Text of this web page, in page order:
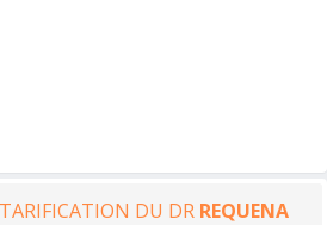
DU DR REQUENA